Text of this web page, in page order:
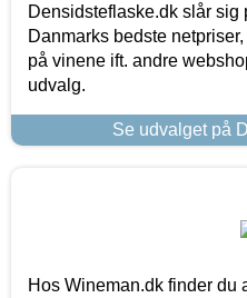
Densidsteflaske.dk slår sig
Danmarks bedste
på vinene ift. andre
udvalg.
Se udvalget på
Hos Wineman.dk finder